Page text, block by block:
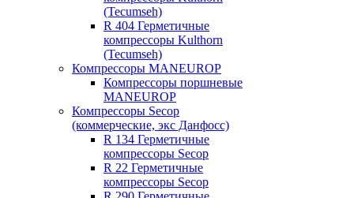
(Tecumseh)
R 404 Герметичные
компрессоры Kulthorn
(Tecumseh)
Компрессоры MANEUROP
Компрессоры поршневые
MANEUROP
Компрессоры Secop
(коммерческие, экс Данфосс)
R 134 Герметичные
компрессоры Secop
R 22 Герметичные
компрессоры Secop